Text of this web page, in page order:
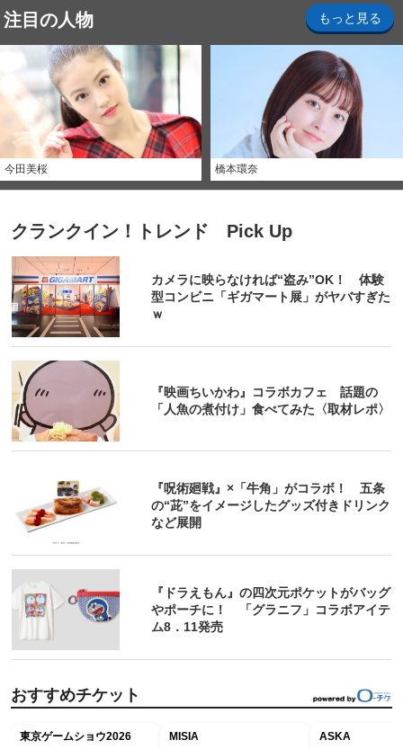
注目の人物 もっと見る
今田美桜 橋本環奈
クランクイン！トレンド Pick Up
カメラに映らなければ“盗み”OK！ 体験
型コンビニ「ギガマート展」がヤバすぎた
ｗ
『映画ちいかわ』コラボカフェ 話題の
「人魚の煮付け」食べてみた〈取材レポ〉
『呪術廻戦』×「牛角」がコラボ！ 五条
の“茈”をイメージしたグッズ付きドリンク
など展開
『ドラえもん』の四次元ポケットがバッグ
やポーチに！ 「グラニフ」コラボアイテ
ム8．11発売
おすすめチケット
東京ゲームショウ2026 MISIA ASKA